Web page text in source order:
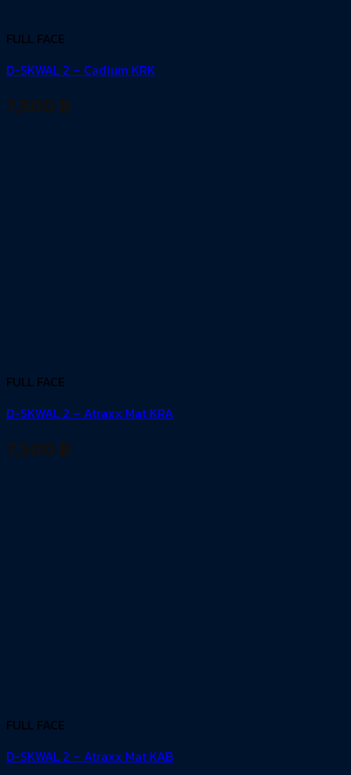
FULL FACE
D-SKWAL 2 – Cadium KRK
7,500 ฿
FULL FACE
D-SKWAL 2 – Atraxx Mat KRA
7,500 ฿
FULL FACE
D-SKWAL 2 – Atraxx Mat KAB